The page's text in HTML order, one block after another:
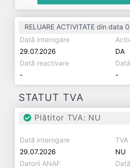
RELUARE ACTIVITATE din data
Dată interogare
29.07.2026
DA
Dată reactivare
-
-
STATUT TVA
Plătitor TVA: NU
Dată interogare
29.07.2026
NU
Datorii ANAF